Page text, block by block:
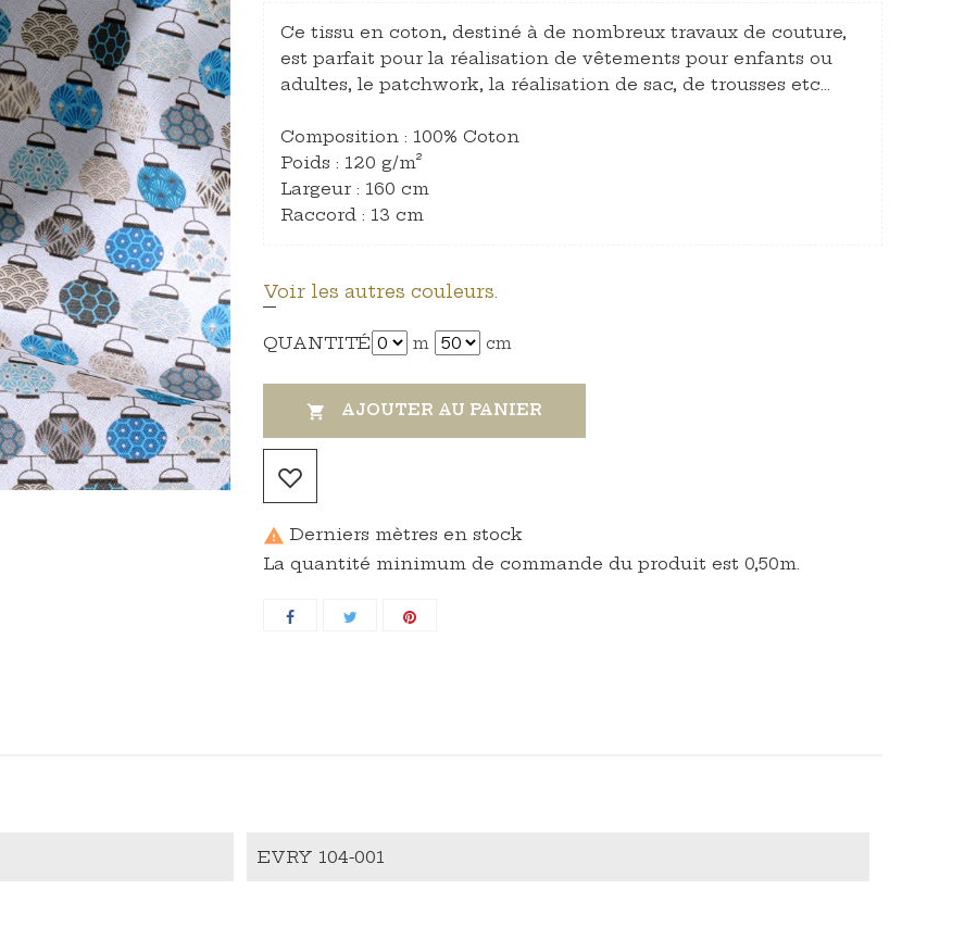
Ce tissu en coton, destiné à de nombreux travaux de couture,
est parfait pour la réalisation de vêtements pour enfants ou
adultes, le patchwork, la réalisation de sac, de trousses etc…
Composition : 100% Coton
Poids : 120 g/m²
Largeur : 160 cm
Raccord : 13 cm
Voir les autres couleurs.
QUANTITÉ m cm
 AJOUTER AU PANIER
 Derniers mètres en stock
La quantité minimum de commande du produit est 0,50m.
EVRY 104-001